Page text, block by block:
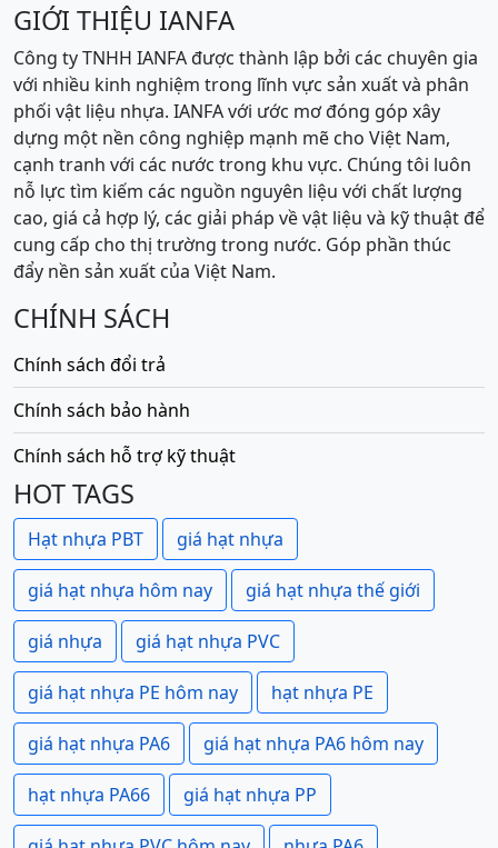
GIỚI THIỆU IANFA
Công ty TNHH IANFA được thành lập bởi các chuyên gia
với nhiều kinh nghiệm trong lĩnh vực sản xuất và phân
phối vật liệu nhựa. IANFA với ước mơ đóng góp xây
dựng một nền công nghiệp mạnh mẽ cho Việt Nam,
cạnh tranh với các nước trong khu vực. Chúng tôi luôn
nỗ lực tìm kiếm các nguồn nguyên liệu với chất lượng
cao, giá cả hợp lý, các giải pháp về vật liệu và kỹ thuật để
cung cấp cho thị trường trong nước. Góp phần thúc
đẩy nền sản xuất của Việt Nam.
CHÍNH SÁCH
Chính sách đổi trả
Chính sách bảo hành
Chính sách hỗ trợ kỹ thuật
HOT TAGS
Hạt nhựa PBT giá hạt nhựa
giá hạt nhựa hôm nay giá hạt nhựa thế giới
giá nhựa giá hạt nhựa PVC
giá hạt nhựa PE hôm nay hạt nhựa PE
giá hạt nhựa PA6 giá hạt nhựa PA6 hôm nay
hạt nhựa PA66 giá hạt nhựa PP